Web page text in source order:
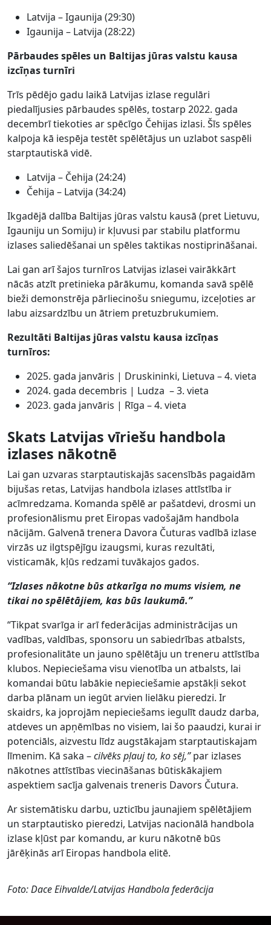
Latvija – Igaunija (29:30)
Igaunija – Latvija (28:22)
Pārbaudes spēles un Baltijas jūras valstu kausa
izcīņas turnīri
Trīs pēdējo gadu laikā Latvijas izlase regulāri
piedalījusies pārbaudes spēlēs, tostarp 2022. gada
decembrī tiekoties ar spēcīgo Čehijas izlasi. Šīs spēles
kalpoja kā iespēja testēt spēlētājus un uzlabot saspēli
starptautiskā vidē.
Latvija – Čehija (24:24)
Čehija – Latvija (34:24)
Ikgadējā dalība Baltijas jūras valstu kausā (pret Lietuvu,
Igauniju un Somiju) ir kļuvusi par stabilu platformu
izlases saliedēšanai un spēles taktikas nostiprināšanai.
Lai gan arī šajos turnīros Latvijas izlasei vairākkārt
nācās atzīt pretinieka pārākumu, komanda savā spēlē
bieži demonstrēja pārliecinošu sniegumu, izceļoties ar
labu aizsardzību un ātriem pretuzbrukumiem.
Rezultāti Baltijas jūras valstu kausa izcīņas
turnīros:
2025. gada janvāris | Druskininki, Lietuva – 4. vieta
2024. gada decembris | Ludza – 3. vieta
2023. gada janvāris | Rīga – 4. vieta
Skats Latvijas vīriešu handbola
izlases nākotnē
Lai gan uzvaras starptautiskajās sacensībās pagaidām
bijušas retas, Latvijas handbola izlases attīstība ir
acīmredzama. Komanda spēlē ar pašatdevi, drosmi un
profesionālismu pret Eiropas vadošajām handbola
nācijām. Galvenā trenera Davora Čuturas vadībā izlase
virzās uz ilgtspējīgu izaugsmi, kuras rezultāti,
visticamāk, kļūs redzami tuvākajos gados.
“Izlases nākotne būs atkarīga no mums visiem, ne
tikai no spēlētājiem, kas būs laukumā.”
“Tikpat svarīga ir arī federācijas administrācijas un
vadības, valdības, sponsoru un sabiedrības atbalsts,
profesionalitāte un jauno spēlētāju un treneru attīstība
klubos. Nepieciešama visu vienotība un atbalsts, lai
komandai būtu labākie nepieciešamie apstākļi sekot
darba plānam un iegūt arvien lielāku pieredzi. Ir
skaidrs, ka joprojām nepieciešams iegulīt daudz darba,
atdeves un apņēmības no visiem, lai šo paaudzi, kurai ir
potenciāls, aizvestu līdz augstākajam starptautiskajam
līmenim. Kā saka –cilvēks pļauj to, ko sēj,”par izlases
nākotnes attīstības viecināšanas būtiskākajiem
aspektiem sacīja galvenais treneris Davors Čutura.
Ar sistemātisku darbu, uzticību jaunajiem spēlētājiem
un starptautisko pieredzi, Latvijas nacionālā handbola
izlase kļūst par komandu, ar kuru nākotnē būs
jārēķinās arī Eiropas handbola elitē.
Foto: Dace Eihvalde/Latvijas Handbola federācija